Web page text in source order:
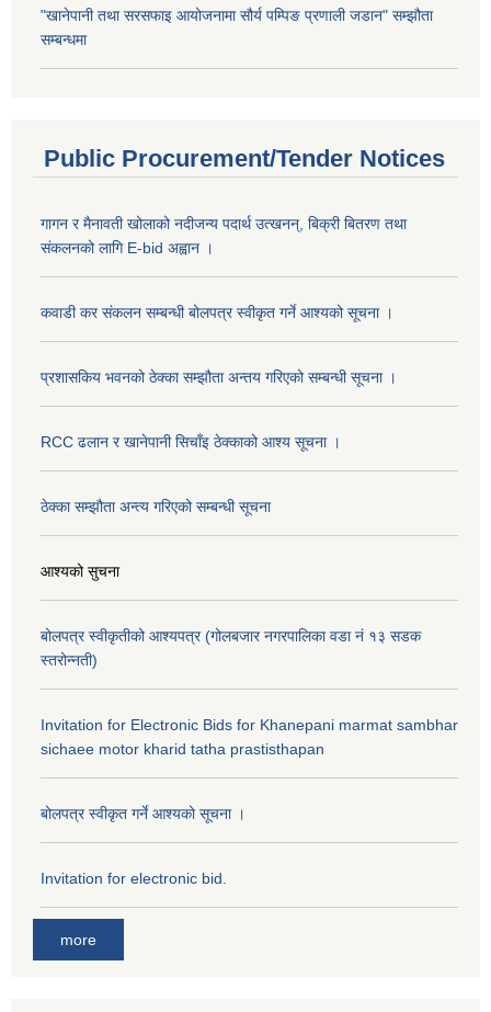
"खानेपानी तथा सरसफाइ आयोजनामा सौर्य पम्पिङ प्रणाली जडान" सम्झौता
सम्बन्धमा
Public Procurement/Tender Notices
गागन र मैनावती खोलाको नदीजन्य पदार्थ उत्खनन्, बिक्री बितरण तथा
संकलनको लागि E-bid अह्वान ।
कवाडी कर संकलन सम्बन्धी बोलपत्र स्वीकृत गर्ने आश्यको सूचना ।
प्रशासकिय भवनको ठेक्का सम्झौता अन्तय गरिएको सम्बन्धी सूचना ।
RCC ढलान र खानेपानी सिचाँइ ठेक्काको आश्य सूचना ।
ठेक्का सम्झौता अन्त्य गरिएको सम्बन्धी सूचना
आश्यको सुचना
बोलपत्र स्वीकृतीको आश्यपत्र (गोलबजार नगरपालिका वडा नं १३ सडक
स्तरोन्नती)
Invitation for Electronic Bids for Khanepani marmat sambhar
sichaee motor kharid tatha prastisthapan
बोलपत्र स्वीकृत गर्ने आश्यको सूचना ।
Invitation for electronic bid.
more